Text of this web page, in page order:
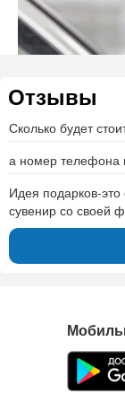
Отзывы
Сколько будет
а номер телефона
Идея подарков-
сувенир со своей